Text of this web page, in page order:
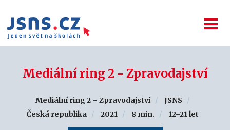
Mediální ring 2 - Zpravodajství
Mediální ring 2 – Zpravodajství
JSNS
Česká republika
2021 8 min. 12–21 let